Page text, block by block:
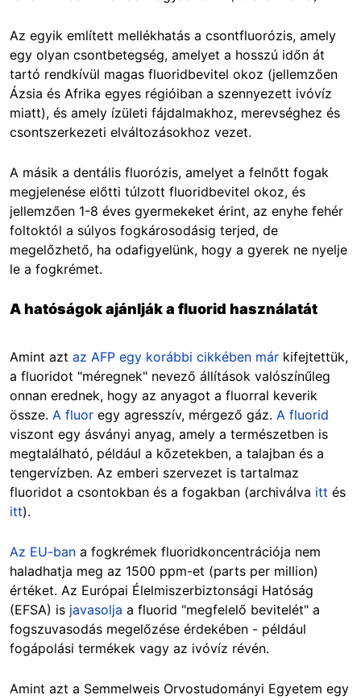
Az egyik említett mellékhatás a csontfluorózis, amely
egy olyan csontbetegség, amelyet a hosszú időn át
tartó rendkívül magas fluoridbevitel okoz (jellemzően
Ázsia és Afrika egyes régióiban a szennyezett ivóvíz
miatt), és amely ízületi fájdalmakhoz, merevséghez és
csontszerkezeti elváltozásokhoz vezet.
A másik a dentális fluorózis, amelyet a felnőtt fogak
megjelenése előtti túlzott fluoridbevitel okoz, és
jellemzően 1-8 éves gyermekeket érint, az enyhe fehér
foltoktól a súlyos fogkárosodásig terjed, de
megelőzhető, ha odafigyelünk, hogy a gyerek ne nyelje
le a fogkrémet.
A hatóságok ajánlják a fluorid használatát
Amint azt az AFP egy korábbi cikkében már kifejtettük,
a fluoridot "méregnek" nevező állítások valószínűleg
onnan erednek, hogy az anyagot a fluorral keverik
össze. A fluor egy agresszív, mérgező gáz. A fluorid
viszont egy ásványi anyag, amely a természetben is
megtalálható, például a kőzetekben, a talajban és a
tengervízben. Az emberi szervezet is tartalmaz
fluoridot a csontokban és a fogakban (archiválva itt és
itt).
Az EU-ban a fogkrémek fluoridkoncentrációja nem
haladhatja meg az 1500 ppm-et (parts per million)
értéket. Az Európai Élelmiszerbiztonsági Hatóság
(EFSA) is javasolja a fluorid "megfelelő bevitelét" a
fogszuvasodás megelőzése érdekében - például
fogápolási termékek vagy az ivóvíz révén.
Amint azt a Semmelweis Orvostudományi Egyetem egy